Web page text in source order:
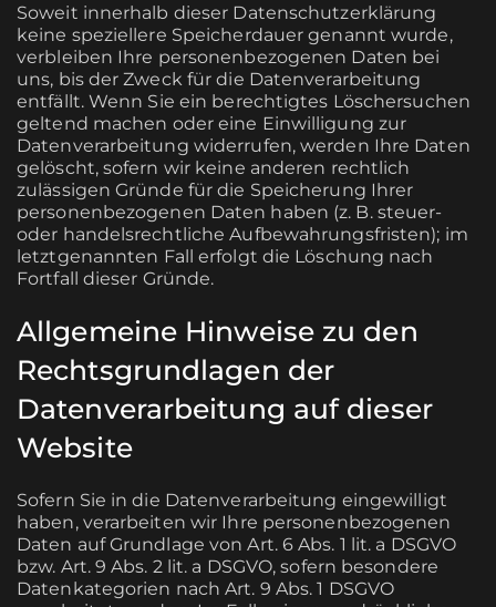
Soweit innerhalb dieser Datenschutzerklärung
keine speziellere Speicherdauer genannt wurde,
verbleiben Ihre personenbezogenen Daten bei
uns, bis der Zweck für die Datenverarbeitung
entfällt. Wenn Sie ein berechtigtes Löschersuchen
geltend machen oder eine Einwilligung zur
Datenverarbeitung widerrufen, werden Ihre Daten
gelöscht, sofern wir keine anderen rechtlich
zulässigen Gründe für die Speicherung Ihrer
personenbezogenen Daten haben (z. B. steuer-
oder handelsrechtliche Aufbewahrungsfristen); im
letztgenannten Fall erfolgt die Löschung nach
Fortfall dieser Gründe.
Allgemeine Hinweise zu den
Rechtsgrundlagen der
Datenverarbeitung auf dieser
Website
Sofern Sie in die Datenverarbeitung eingewilligt
haben, verarbeiten wir Ihre personenbezogenen
Daten auf Grundlage von Art. 6 Abs. 1 lit. a DSGVO
bzw. Art. 9 Abs. 2 lit. a DSGVO, sofern besondere
Datenkategorien nach Art. 9 Abs. 1 DSGVO